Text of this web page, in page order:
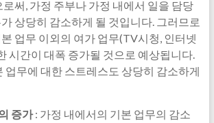
로써, 가정 주부나 가정 내에서 일을 담당
상당히 감소하게 될 것입니다. 그러므로
업무 이외의 여가 업무(TV시청, 인터넷
시간이 대폭 증가될 것으로 예상됩니다.
업무에 대한 스트레스도 상당히 감소하게
증가: 가정 내에서의 기본 업무의 감소